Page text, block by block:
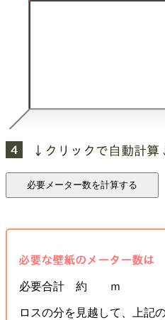
必要合計 約 ｍ
ロスの分を見越して、上記